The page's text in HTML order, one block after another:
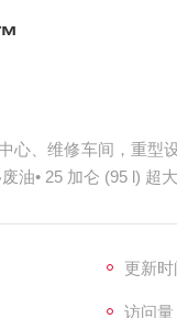
心、维修车间，重型
油• 25 加仑 (95 l) 超
更新
访问量